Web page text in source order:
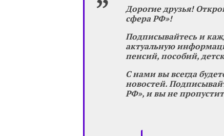
Дорогие друзья!
сфера РФ»!
Подписывайтесь и
актуальную
пенсий, пособий,
С нами вы всегда
новостей.
РФ», и вы не